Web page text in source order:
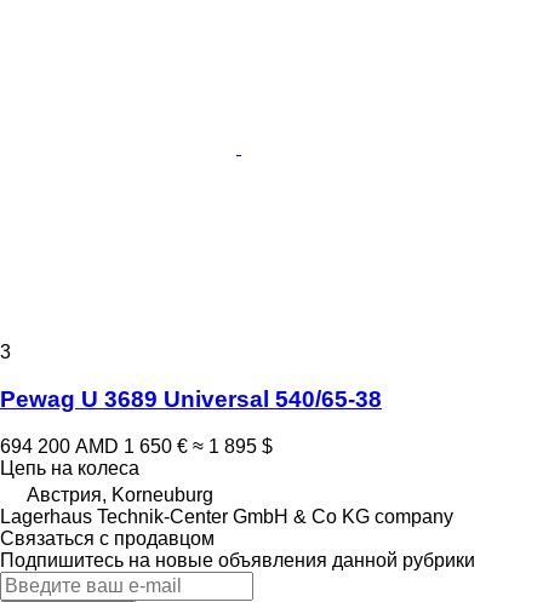
3
Pewag U 3689 Universal 540/65-38
694 200 AMD 1 650 € ≈ 1 895 $
Цепь на колеса
Австрия, Korneuburg
Lagerhaus Technik-Center GmbH & Co KG company
Связаться с продавцом
Подпишитесь на новые объявления данной рубрики